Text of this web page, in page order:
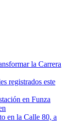
la Carrera
registrados este
en Funza
en la Calle 80, a